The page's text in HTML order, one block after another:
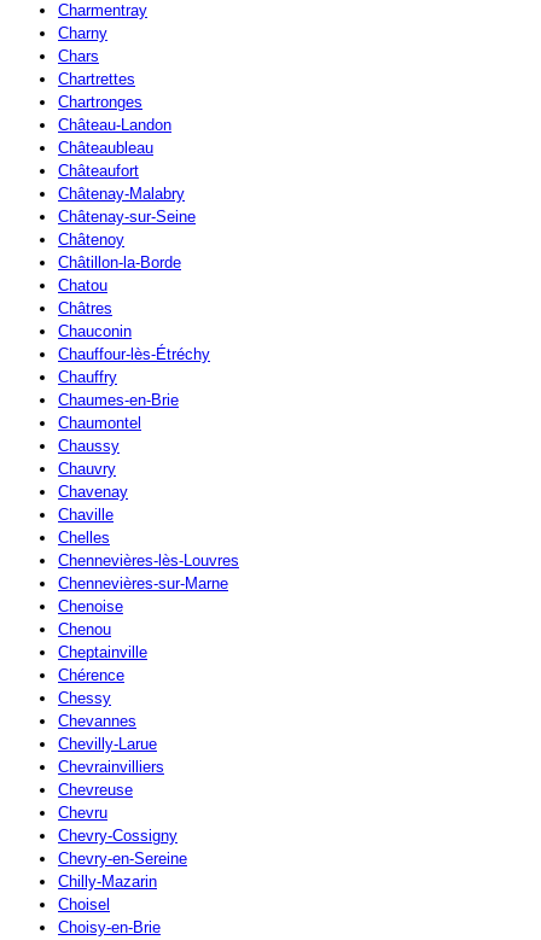
Charmentray
Charny
Chars
Chartrettes
Chartronges
Château-Landon
Châteaubleau
Châteaufort
Châtenay-Malabry
Châtenay-sur-Seine
Châtenoy
Châtillon-la-Borde
Chatou
Châtres
Chauconin
Chauffour-lès-Étréchy
Chauffry
Chaumes-en-Brie
Chaumontel
Chaussy
Chauvry
Chavenay
Chaville
Chelles
Chennevières-lès-Louvres
Chennevières-sur-Marne
Chenoise
Chenou
Cheptainville
Chérence
Chessy
Chevannes
Chevilly-Larue
Chevrainvilliers
Chevreuse
Chevru
Chevry-Cossigny
Chevry-en-Sereine
Chilly-Mazarin
Choisel
Choisy-en-Brie